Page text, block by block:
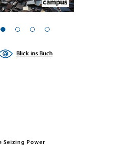
Blick ins Buch
Seizing Power